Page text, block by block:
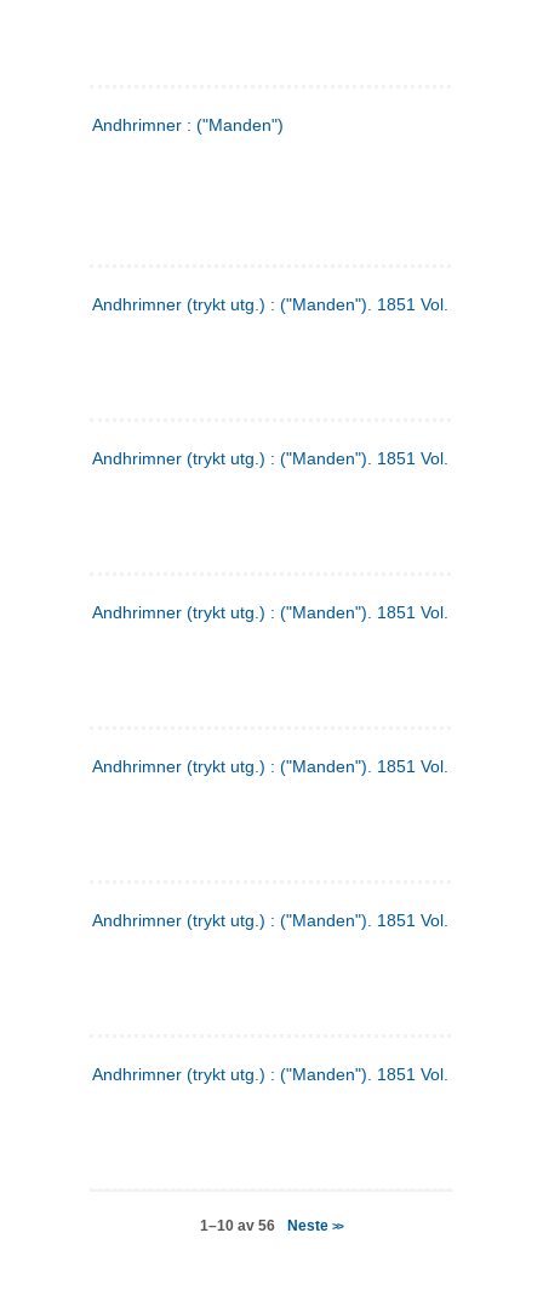
Andhrimner : ("Manden")
Andhrimner (trykt utg.) : ("Manden"). 1851 Vol. 2 Nr. 1
Andhrimner (trykt utg.) : ("Manden"). 1851 Vol. 1 Nr. 10
Andhrimner (trykt utg.) : ("Manden"). 1851 Vol. 1 Nr. 3
Andhrimner (trykt utg.) : ("Manden"). 1851 Vol. 2 Nr. 4
Andhrimner (trykt utg.) : ("Manden"). 1851 Vol. 2 Nr. 6
Andhrimner (trykt utg.) : ("Manden"). 1851 Vol. 1 Nr. 6
1–10 av 56 Neste>>